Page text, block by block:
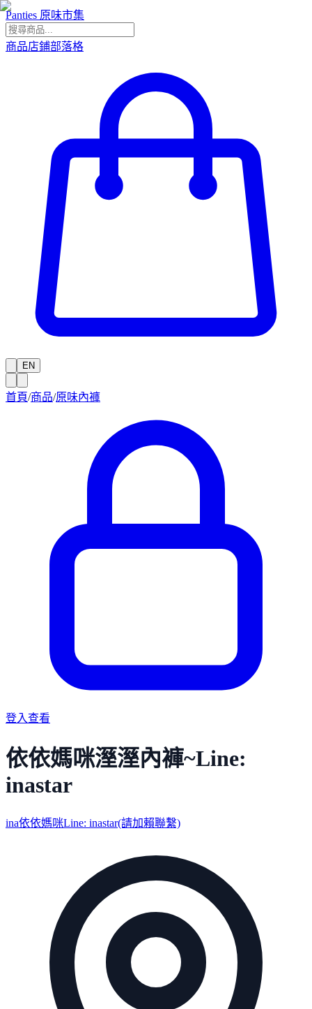
Panties 原味市集
商品店鋪部落格
EN
首頁/商品/原味內褲
登入查看
依依媽咪溼溼內褲~Line:
inastar
ina依依媽咪Line: inastar(請加賴聯繫)